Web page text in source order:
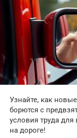
Узнайте, как
борются с
условия труда
на дороге!